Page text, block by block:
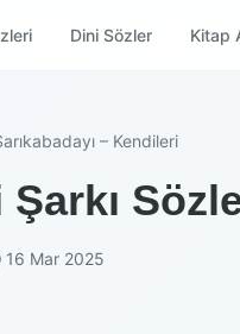
Dini Sözler Kitap
– Kendileri
16 Mar 2025